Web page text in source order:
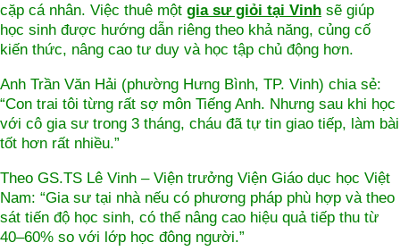
cặp cá nhân. Việc thuê một gia sư giỏi tại Vinh sẽ giúp
học sinh được hướng dẫn riêng theo khả năng, củng cố
kiến thức, nâng cao tư duy và học tập chủ động hơn.
Anh Trần Văn Hải (phường Hưng Bình, TP. Vinh) chia sẻ:
“Con trai tôi từng rất sợ môn Tiếng Anh. Nhưng sau khi học
với cô gia sư trong 3 tháng, cháu đã tự tin giao tiếp, làm bài
tốt hơn rất nhiều.”
Theo GS.TS Lê Vinh – Viện trưởng Viện Giáo dục học Việt
Nam: “Gia sư tại nhà nếu có phương pháp phù hợp và theo
sát tiến độ học sinh, có thể nâng cao hiệu quả tiếp thu từ
40–60% so với lớp học đông người.”